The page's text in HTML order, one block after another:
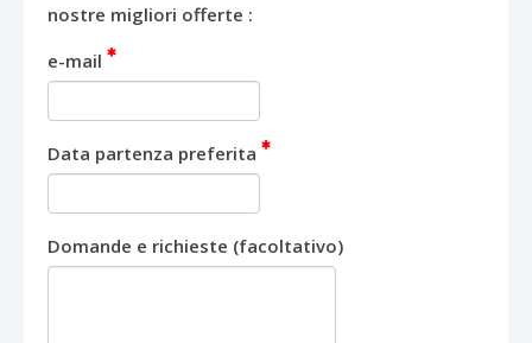
nostre migliori offerte :
e-mail
Data partenza preferita
Domande e richieste (facoltativo)